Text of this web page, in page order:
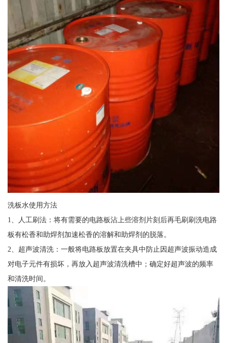
洗板水使用方法
1、人工刷法：将有需要的电路板沾上些溶剂片刻后再毛刷刷洗电路
板有松香和助焊剂加速松香的溶解和助焊剂的脱落。
2、超声波清洗：一般将电路板放置在夹具中防止因超声波振动造成
对电子元件有损坏，再放入超声波清洗槽中；确定好超声波的频率
和清洗时间。